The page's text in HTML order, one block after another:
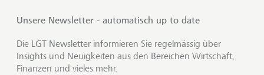
Unsere Newsletter - automatisch up to date
Die LGT Newsletter informieren Sie regelmässig über
Insights und Neuigkeiten aus den Bereichen Wirtschaft,
Finanzen und vieles mehr.